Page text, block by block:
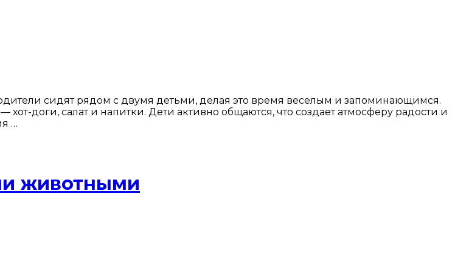
сидят рядом с двумя детьми, делая это время веселым и запоминающимся.
доги, салат и напитки. Дети активно общаются, что создает атмосферу радости и
…
животными